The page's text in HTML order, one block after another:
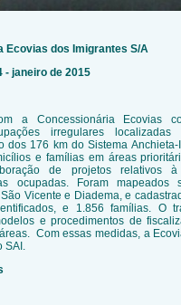
Ecovias dos Imigrantes S/A
- janeiro de 2015
a Concessionária Ecovias
irregulares
dos 176 km do Sistema
e famílias em áreas
de projetos relativos à
ocupadas. Foram mapeados
Vicente e Diadema, e
e 1.856 famílias. O
e procedimentos de
Com essas medidas, a
SAI.